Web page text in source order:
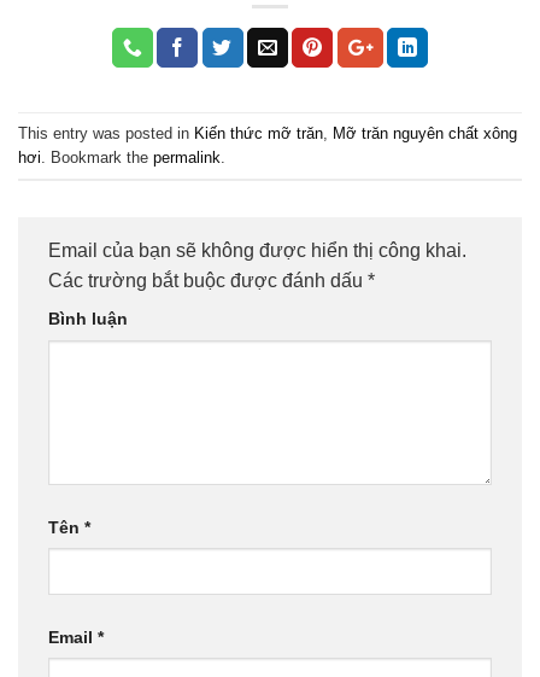
This entry was posted in Kiến thức mỡ trăn Mỡ trăn nguyên chất xông
hơi . Bookmark the permalink
Email của bạn sẽ không được hiển thị công khai.
Các trường bắt buộc được đánh dấu *
Bình luận
Tên *
Email *